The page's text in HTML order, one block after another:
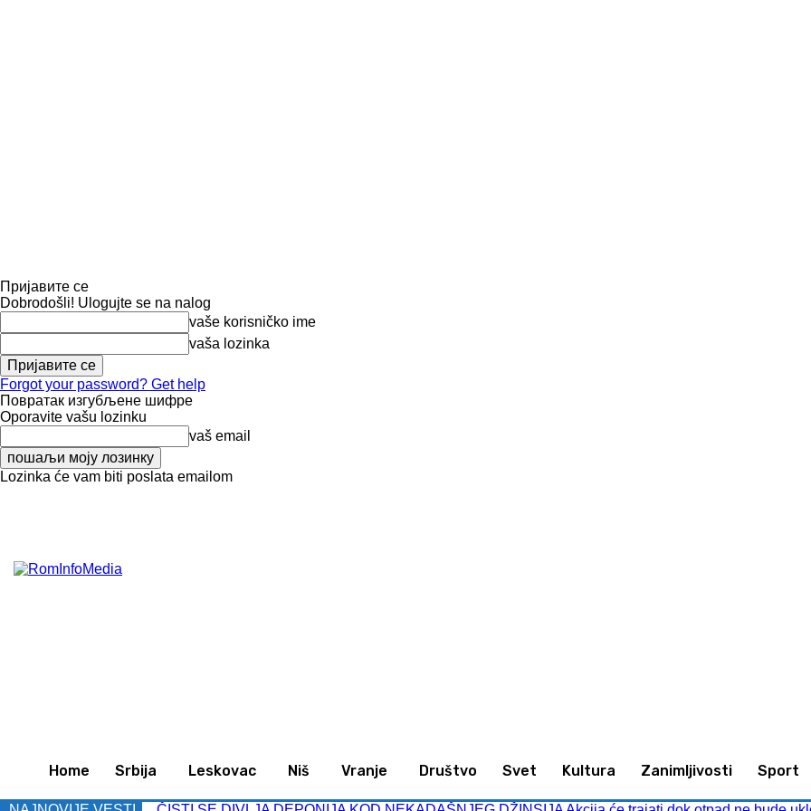
Пријавите се
Dobrodošli! Ulogujte se na nalog
vaše korisničko ime
vaša lozinka
Forgot your password? Get help
Повратак изгубљене шифре
Oporavite vašu lozinku
vaš email
Lozinka će vam biti poslata emailom
Home Srbija Leskovac Niš Vranje Društvo Svet Kultura Zanimljivosti Sport